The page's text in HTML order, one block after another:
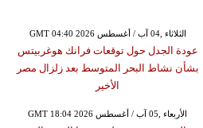
GMT 04:40 2026 الثلاثاء ,04 آب / أغسطس
عودة الجدل حول توقعات فرانك هوغربيتس
بشأن نشاط البحر المتوسط بعد زلزال مصر
الأخير
GMT 18:04 2026 الأربعاء ,05 آب / أغسطس